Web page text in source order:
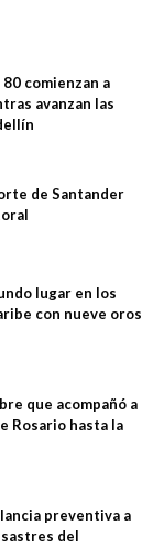
comienzan a
avanzan las
de Santander
lugar en los
con nueve oros
que acompañó a
Rosario hasta la
preventiva a
del